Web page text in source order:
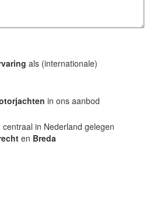
als (internationale)
in ons aanbod
centraal in Nederland gelegen
en Breda